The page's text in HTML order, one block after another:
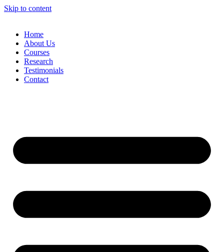
Skip to content
Home
About Us
Courses
Research
Testimonials
Contact